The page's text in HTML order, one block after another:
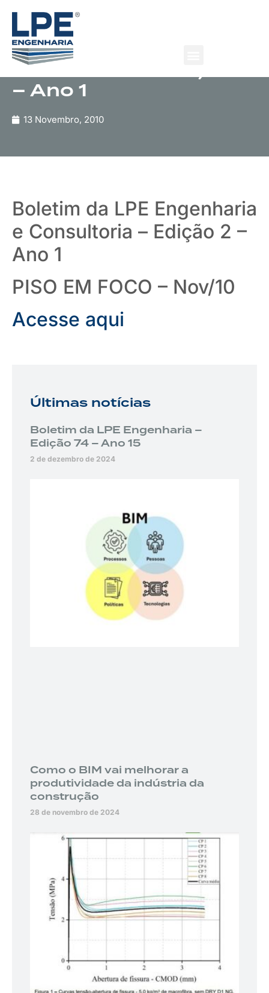
Boletim da LPE
Engenharia e
Consultoria – Edição 2
– Ano 1
13 Novembro, 2010
Boletim da LPE Engenharia
e Consultoria – Edição 2 –
Ano 1
PISO EM FOCO – Nov/10
Acesse aqui
Últimas notícias
Boletim da LPE Engenharia –
Edição 74 – Ano 15
2 de dezembro de 2024
Como o BIM vai melhorar a
produtividade da indústria da
construção
28 de novembro de 2024